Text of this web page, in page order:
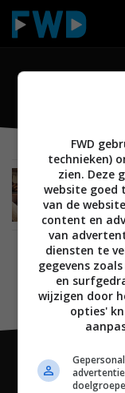
NIEUWS
FWD
technieken)
zien. Deze
website goed
van de
content en
van
diensten te
gegevens
en
wijzigen door
opties'